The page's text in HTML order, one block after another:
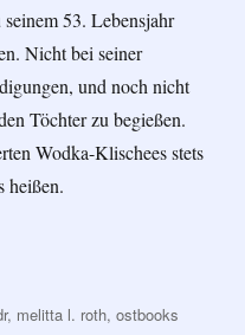
53. Lebensjahr
Nicht bei seiner
und noch nicht
Töchter zu begießen.
Wodka-Klischees stets
heißen.
Roth (Leseprobe)“
, melitta l. roth,ostbooks